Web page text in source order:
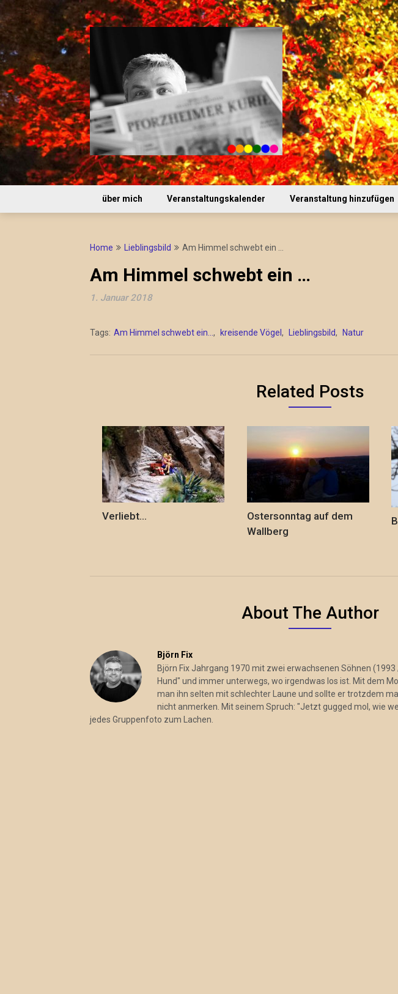
to
content
über mich Veranstaltungskalender Veranstaltung hinzufügen
Home Lieblingsbild Am Himmel schwebt ein …
Am Himmel schwebt ein …
1. Januar 2018
Tags: Am Himmel schwebt ein... , kreisende Vögel , Lieblingsbild, Natur
Related Posts
Verliebt…
Ostersonntag auf dem
Wallberg
About The Author
Björn Fix
Björn Fix Jahrgang 1970 mit zwei erwachsenen Söhnen
Hund" und immer unterwegs, wo irgendwas los ist. Mit dem
man ihn selten mit schlechter Laune und sollte er trotzdem
nicht anmerken. Mit seinem Spruch: "Jetzt gugged mol, wie
jedes Gruppenfoto zum Lachen.